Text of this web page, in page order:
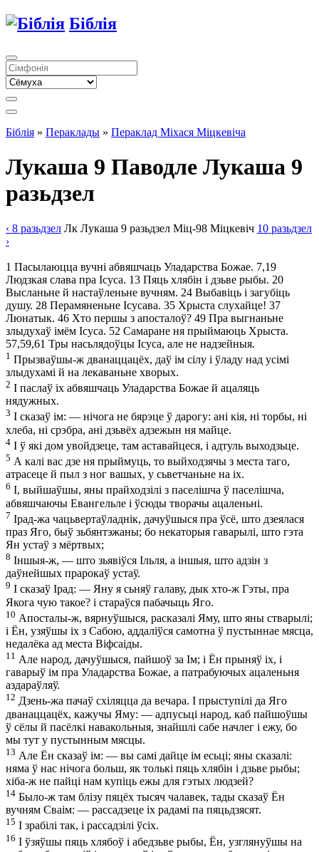
Біблія
Біблія » Пераклады » Пераклад Міхася Міцкевіча
Лукаша 9 Паводле Лукаша 9
разьдзел
‹ 8 разьдзел Лк Лукаша 9 разьдзел Міц-98 Міцкевіч 10 разьдзел
›
1 Пасылаюцца вучні абвяшчаць Уладарства Божае. 7,19
Людзкая слава пра Ісуса. 13 Пяць хлябін і дзьве рыбы. 20
Высланьне й настаўленьне вучням. 24 Выбавіць і загубіць
душу. 28 Перамяненьне Ісусава. 35 Хрыста слухайце! 37
Люнатык. 46 Хто першы з апосталоў? 49 Пра выгнаньне
злыдухаў імём Ісуса. 52 Самаране ня прыймаюць Хрыста.
57,59,61 Тры насьлядоўцы Ісуса, але не надзейныя.
1 Прызваўшы-ж дванаццацёх, даў ім сілу і ўладу над усімі
злыдухамі й на лекаваньне хворых.
2 І паслаў іх абвяшчаць Уладарства Божае й ацаляць
нядужных.
3 І сказаў ім: — нічога не бярэце ў дарогу: ані кія, ні торбы, ні
хлеба, ні срэбра, ані дзьвёх адзежын ня майце.
4 І ў які дом увойдзеце, там аставайцеся, і адтуль выходзьце.
5 А калі вас дзе ня прыймуць, то выйходзячы з места таго,
атрасеце й пыл з ног вашых, у сьветчаньне на іх.
6 І, выйшаўшы, яны прайходзілі з паселішча ў паселішча,
абвяшчаючы Евангельле і ўсюды творачы ацаленьні.
7 Ірад-жа чацьвертаўладнік, дачуўшыся пра ўсё, што дзеялася
праз Яго, быў зьбянтэжаны; бо некаторыя гаварылі, што гэта
Ян устаў з мёртвых;
8 Іншыя-ж, — што зьявіўся Ільля, а іншыя, што адзін з
даўнейшых прарокаў устаў.
9 І сказаў Ірад: — Яну я сьняў галаву, дык хто-ж Гэты, пра
Якога чую такое? і стараўся пабачыць Яго.
10 Апосталы-ж, вярнуўшыся, расказалі Яму, што яны стварылі;
і Ён, узяўшы іх з Сабою, аддаліўся самотна ў пустыннае мясца,
недалёка ад места Віфсаіды.
11 Але народ, дачуўшыся, пайшоў за Ім; і Ён прыняў іх, і
гаварыў ім пра Уладарства Божае, а патрабуючых ацаленьня
аздараўляў.
12 Дзень-жа пачаў схіляцца да вечара. І прыступілі да Яго
дванаццацёх, кажучы Яму: — адпусьці народ, каб пайшоўшы
ў сёлы й пасёлкі навакольныя, знайшлі сабе начлег і ежу, бо
мы тут у пустынным мясцы.
13 Але Ён сказаў ім: — вы самі дайце ім есьці; яны сказалі:
няма ў нас нічога больш, як толькі пяць хлябін і дзьве рыбы;
хіба-ж не пайці нам купіць ежы для гэтых людзей?
14 Было-ж там блізу пяцёх тысяч чалавек, тады сказаў Ён
вучням Сваім: — рассадзеце іх радамі па пяцьдзясят.
15 І зрабілі так, і рассадзілі ўсіх.
16 І ўзяўшы пяць хлябоў і абедзьве рыбы, Ён, узглянуўшы на